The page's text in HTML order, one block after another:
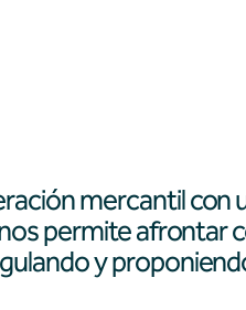
mercantil con
permite afrontar
y